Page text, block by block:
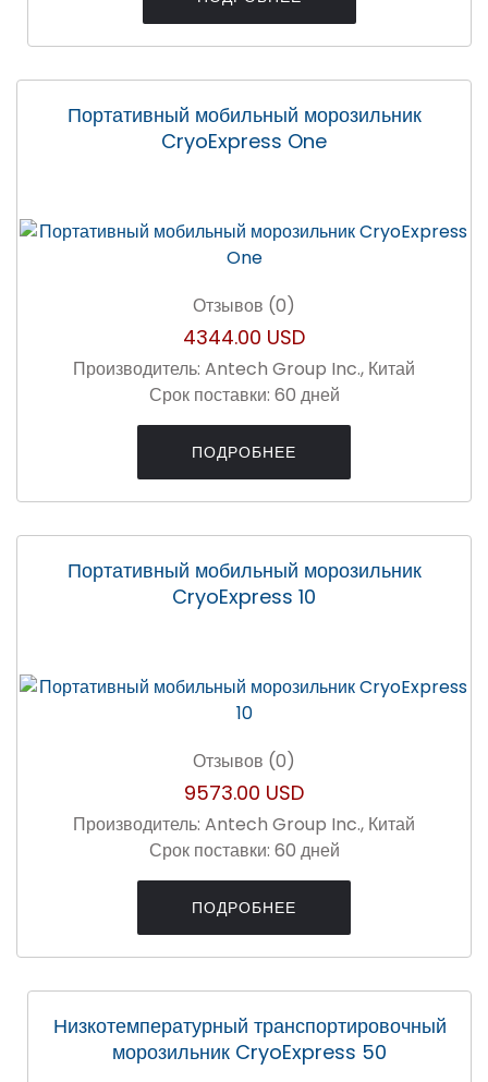
Портативный мобильный морозильник
CryoExpress One
Отзывов (0)
4344.00 USD
Производитель: Antech Group Inc., Китай
Срок поставки: 60 дней
ПОДРОБНЕЕ
Портативный мобильный морозильник
CryoExpress 10
Отзывов (0)
9573.00 USD
Производитель: Antech Group Inc., Китай
Срок поставки: 60 дней
ПОДРОБНЕЕ
Низкотемпературный транспортировочный
морозильник CryoExpress 50